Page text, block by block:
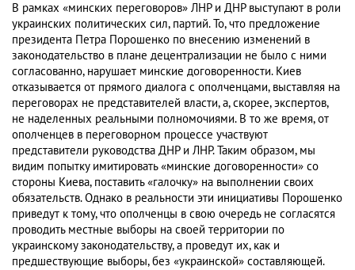
В рамках «минских переговоров» ЛНР и ДНР выступают в роли
украинских политических сил, партий. То, что предложение
президента Петра Порошенко по внесению изменений в
законодательство в плане децентрализации не было с ними
согласованно, нарушает минские договоренности. Киев
отказывается от прямого диалога с ополченцами, выставляя на
переговорах не представителей власти, а, скорее, экспертов,
не наделенных реальными полномочиями. В то же время, от
ополченцев в переговорном процессе участвуют
представители руководства ДНР и ЛНР. Таким образом, мы
видим попытку имитировать «минские договоренности» со
стороны Киева, поставить «галочку» на выполнении своих
обязательств. Однако в реальности эти инициативы Порошенко
приведут к тому, что ополченцы в свою очередь не согласятся
проводить местные выборы на своей территории по
украинскому законодательству, а проведут их, как и
предшествующие выборы, без «украинской» составляющей.